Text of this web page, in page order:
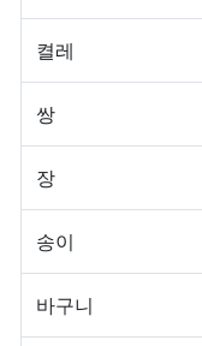
켤레
쌍
장
송이
바구니